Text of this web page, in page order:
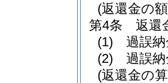
(返還金の
第4条
返還
(1)
過誤
(2)
過誤
(返還金の